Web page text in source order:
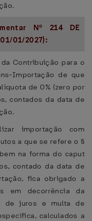
Nº 214 DE
01/2027):
Contribuição para o
Importação de que
de 0% (zero por
contados da data de
importação com
a que se refere o §
na forma do caput
contado da data de
fica obrigado a
em decorrência da
de juros e multa de
calculados a